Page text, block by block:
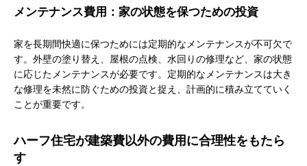
メンテナンス費用：家の状態を保つための投資
家を長期間快適に保つためには定期的なメンテナンスが不可欠で
す。外壁の塗り替え、屋根の点検、水回りの修理など、家の状態
に応じたメンテナンスが必要です。定期的なメンテナンスは大き
な修理を未然に防ぐための投資と捉え、計画的に積み立てていく
ことが重要です。
ハーフ住宅が建築費以外の費用に合理性をもたら
す